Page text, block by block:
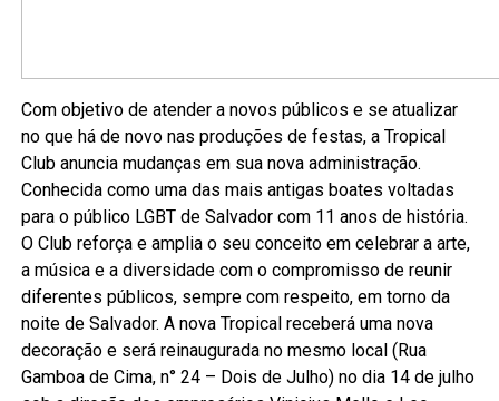
Com objetivo de atender a novos públicos e se atualizar
no que há de novo nas produções de festas, a Tropical
Club anuncia mudanças em sua nova administração.
Conhecida como uma das mais antigas boates voltadas
para o público LGBT de Salvador com 11 anos de história.
O Club reforça e amplia o seu conceito em celebrar a arte,
a música e a diversidade com o compromisso de reunir
diferentes públicos, sempre com respeito, em torno da
noite de Salvador. A nova Tropical receberá uma nova
decoração e será reinaugurada no mesmo local (Rua
Gamboa de Cima, n° 24 – Dois de Julho) no dia 14 de julho